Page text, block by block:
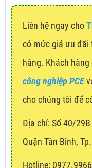
Liên hệ ngay cho
có mức giá ưu đãi
hàng. Khách
công nghiệp PCE
cho chúng tôi để
Địa chỉ: Số 40/
Quận Tân Bình,
Hotline: